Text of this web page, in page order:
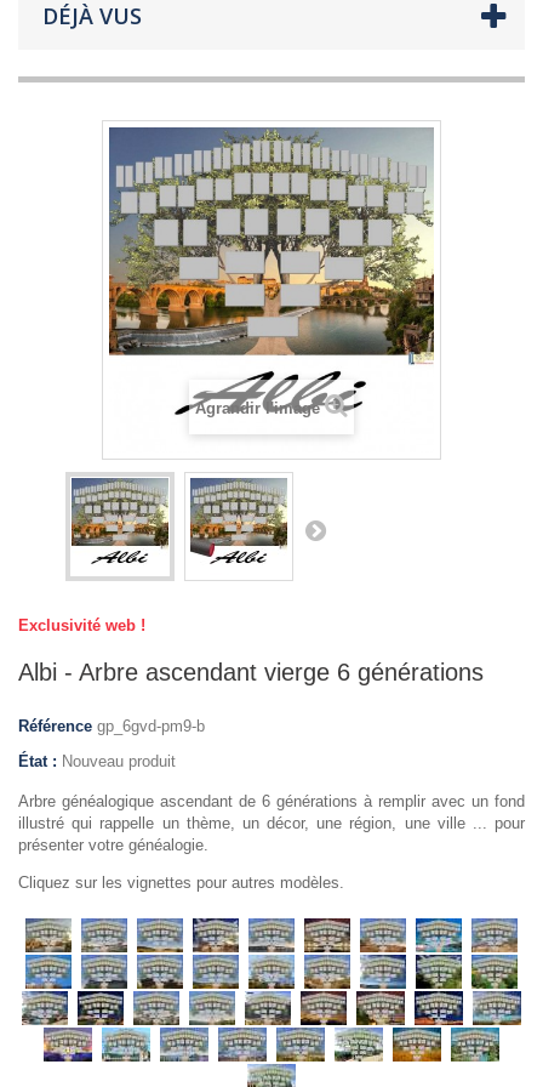
DÉJÀ VUS
Agrandir l'image
Exclusivité web !
Albi - Arbre ascendant vierge 6 générations
Référence gp_6gvd-pm9-b
État : Nouveau produit
Arbre généalogique ascendant de 6 générations à remplir avec un fond
illustré qui rappelle un thème, un décor, une région, une ville ... pour
présenter votre généalogie.
Cliquez sur les vignettes pour autres modèles.